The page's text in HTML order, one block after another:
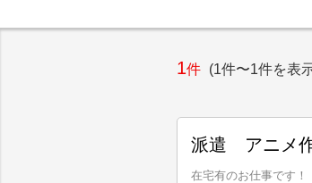
1件 (1件〜1件を表
派遣 アニメ
在宅有のお仕事です！